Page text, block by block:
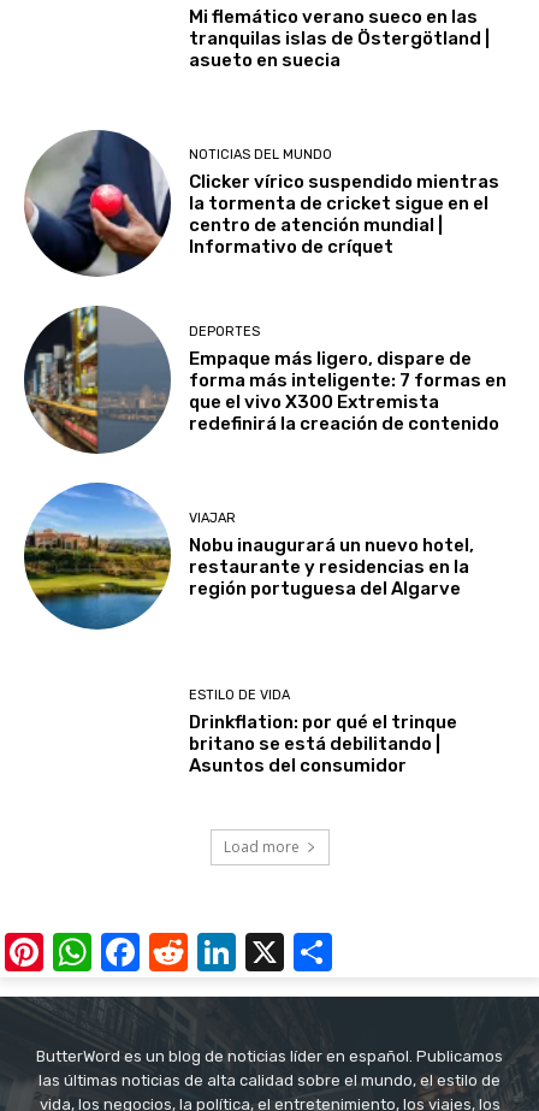
Mi flemático verano sueco en las
tranquilas islas de Östergötland |
asueto en suecia
NOTICIAS DEL MUNDO
Clicker vírico suspendido mientras
la tormenta de cricket sigue en el
centro de atención mundial |
Informativo de críquet
DEPORTES
Empaque más ligero, dispare de
forma más inteligente: 7 formas en
que el vivo X300 Extremista
redefinirá la creación de contenido
VIAJAR
Nobu inaugurará un nuevo hotel,
restaurante y residencias en la
región portuguesa del Algarve
ESTILO DE VIDA
Drinkflation: por qué el trinque
britano se está debilitando |
Asuntos del consumidor
Load more
Pinterest
WhatsApp
Facebook
RedditLinkedIn
X
ButterWord es un blog de noticias líder en español. Publicamos
las últimas noticias de alta calidad sobre el mundo, el estilo de
vida, los negocios, la política, el entretenimiento, los viajes, los